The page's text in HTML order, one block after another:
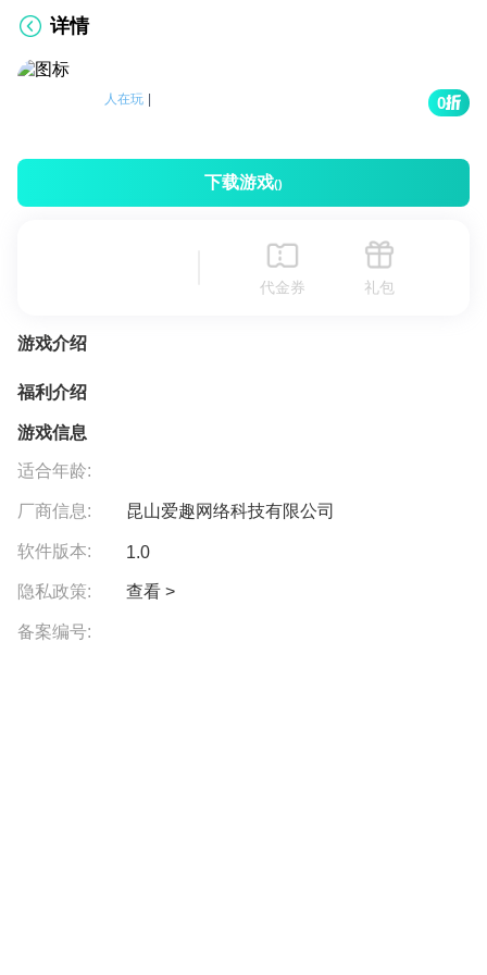
详情
人在玩 0
下载游戏()
代金券 礼包
游戏介绍
福利介绍
游戏信息
适合年龄:
厂商信息: 昆山爱趣网络科技有限公司
软件版本: 1.0
隐私政策: 查看 >
备案编号: